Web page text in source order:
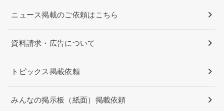
ニュース掲載のご依頼はこちら
資料請求・広告について
トピックス掲載依頼
みんなの掲示板（紙面）掲載依頼